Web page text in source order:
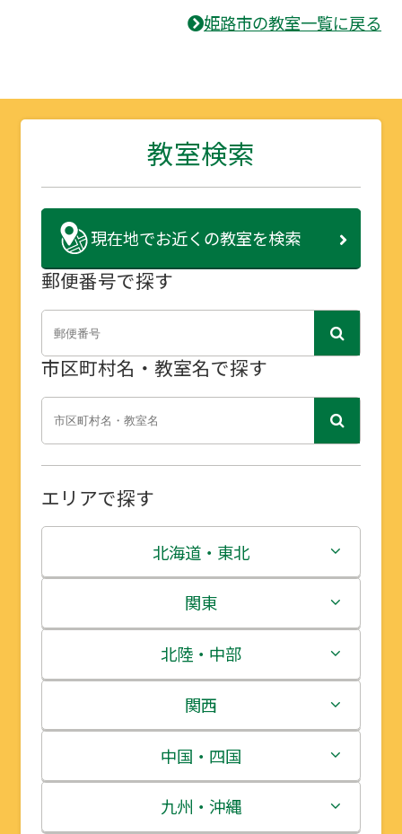
姫路市の教室一覧に戻る
教室検索
現在地でお近くの教室を検索
郵便番号で探す
市区町村名・教室名で探す
エリアで探す
北海道・東北
北海道
青森県
岩手県
宮城県
秋田県
関東
茨城県
栃木県
群馬県
埼玉県
北陸・中部
新潟県
富山県
石川県
関西
三重県
滋賀県
中国・四国
鳥取県
九州・沖縄